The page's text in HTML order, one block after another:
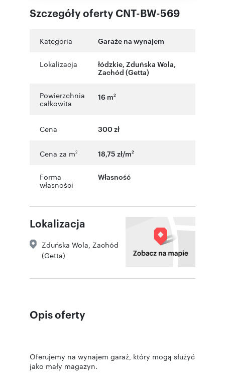
Szczegóły oferty CNT-BW-569
Kategoria Garaże na wynajem
Lokalizacja łódzkie, Zduńska Wola,
Zachód (Getta)
Powierzchnia
całkowita
16 m2
Cena 300 zł
Cena za m2 18,75 zł/m2
Forma
własności
Własność
Lokalizacja
Zduńska Wola Zachód
(Getta)
Opis oferty
Oferujemy na wynajem garaż, który mogą służyć
jako mały magazyn.